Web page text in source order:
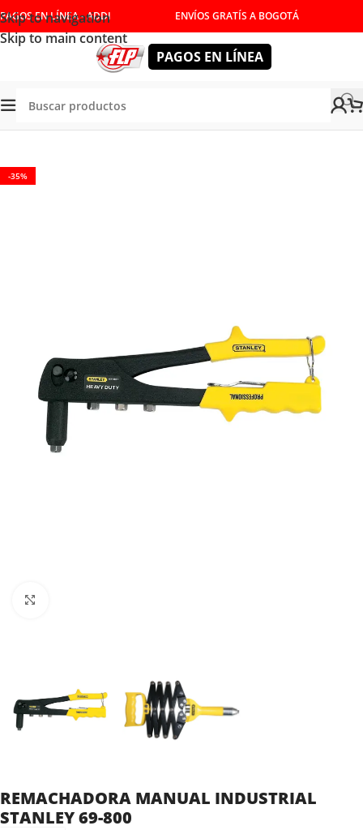
Skip to navigation
Skip to main content
PAGOS EN LÍNEA - ADDI ENVÍOS GRATÍS A BOGOTÁ
PAGOS EN LÍNEA
Tienda/HERRAMIENTAS MANUALES REMACHADORAS
-35%
REMACHADORA MANUAL INDUSTRIAL
STANLEY 69-800